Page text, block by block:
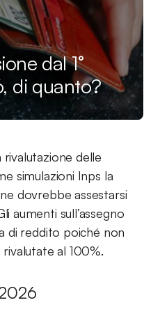
dal 1°
di quanto?
delle
simulazioni Inps la
dovrebbe assestarsi
aumenti sull’assegno
di reddito poiché non
al 100%.